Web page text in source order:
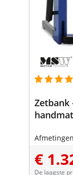
Zetbank
€
De laagste